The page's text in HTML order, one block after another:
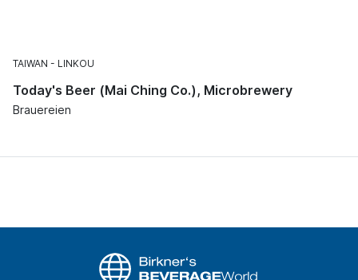
TAIWAN LINKOU
Today's Beer (Mai Ching Co.), Microbrewery
Brauereien